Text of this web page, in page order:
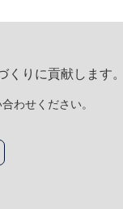
りに貢献します。
わせください。